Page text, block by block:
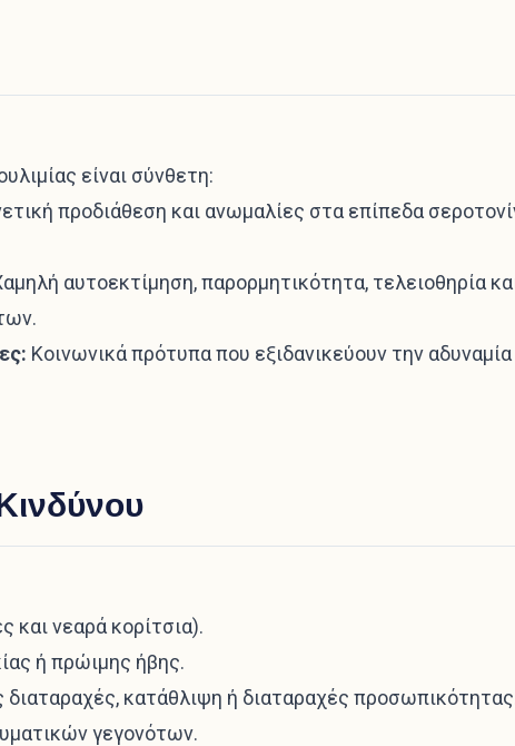
είναι σύνθετη:
προδιάθεση και ανωμαλίες στα επίπεδα
αυτοεκτίμηση, παρορμητικότητα, τελειοθηρία
Κοινωνικά πρότυπα που εξιδανικεύουν την
και νεαρά κορίτσια).
ή πρώιμης ήβης.
κατάθλιψη ή διαταραχές
γεγονότων.